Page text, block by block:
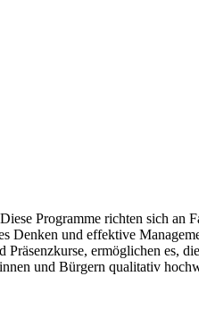
Programme richten sich an
Denken und effektive
ermöglichen es,
und Bürgern qualitativ